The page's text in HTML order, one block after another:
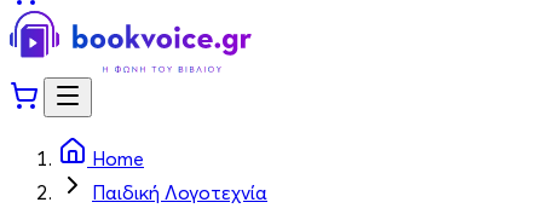
Home
Παιδική Λογοτεχνία